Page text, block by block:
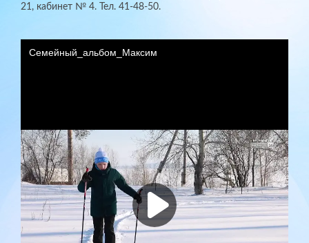
21, кабинет № 4. Тел. 41-48-50.